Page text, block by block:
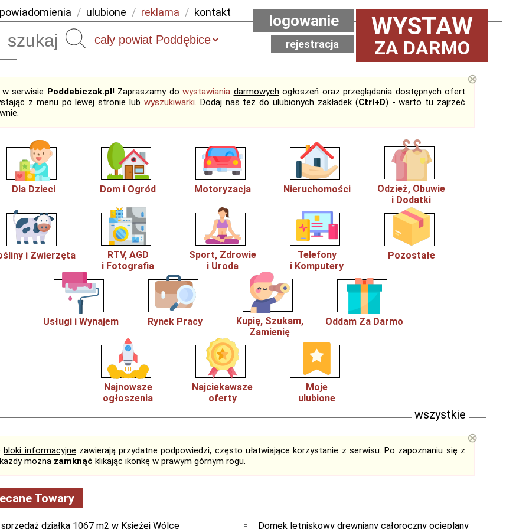
powiadomienia / ulubione / reklama / kontakt
Szukaj WYSTAW
ZA DARMO
logowanie
rejestracja
serwisie Poddebiczak.pl! Zapraszamy do wystawiania darmowych ogłoszeń oraz przeglądania dostępnych ofert
z menu po lewej stronie lub wyszukiwarki. Dodaj nas też doulubionych zakładek(Ctrl+D) - warto tu zajrzeć
⊗
Dla Dzieci Dom i Ogród Motoryzacja Nieruchomości
Odzież, Obuwie
i Dodatki
i Zwierzęta
RTV, AGD
i Fotografia
Sport, Zdrowie
i Uroda
Telefony
i Komputery
Pozostałe
Usługi i Wynajem Rynek Pracy
Kupię, Szukam,
Zamienię
Oddam Za Darmo
Najnowsze
ogłoszenia
Najciekawsze
oferty
Moje
ulubione
wszystkie
bloki informacyjne zawierają przydatne podpowiedzi, często ułatwiające korzystanie z serwisu. Po zapoznaniu się z
można zamknąć klikając ikonkę w prawym górnym rogu.
⊗
Towary
sprzedaż działka 1067 m2 w Księżej Wólce
Domek letniskowy drewniany całoroczny ocieplany